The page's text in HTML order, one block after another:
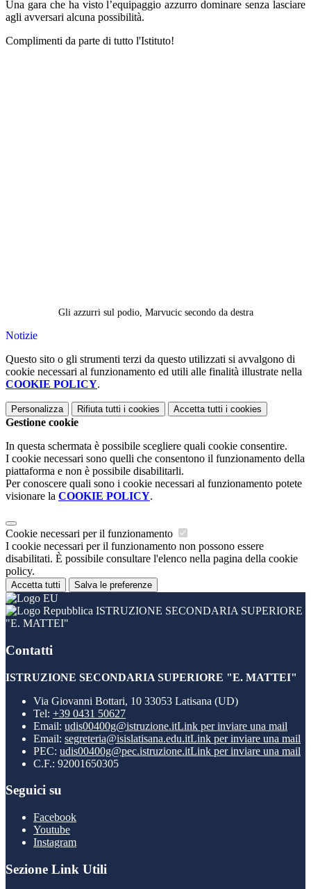
Una gara che ha visto l’equipaggio azzurro dominare senza lasciare
agli avversari alcuna possibilità.
Complimenti da parte di tutto l'Istituto!
Gli azzurri sul podio, Marvucic secondo da destra
Notizie
Questo sito o gli strumenti terzi da questo utilizzati si avvalgono di
cookie necessari al funzionamento ed utili alle finalità illustrate nella
COOKIE POLICY.
Personalizza Rifiuta tutti i cookies Accetta tutti i cookies
Gestione cookie
In questa schermata è possibile scegliere quali cookie consentire.
I cookie necessari sono quelli che consentono il funzionamento della
piattaforma e non è possibile disabilitarli.
Per conoscere quali sono i cookie necessari al funzionamento potete
visionare la COOKIE POLICY.
Cookie necessari per il funzionamento
I cookie necessari per il funzionamento non possono essere
disabilitati. È possibile consultare l'elenco nella pagina della cookie
policy.
Accetta tutti Salva le preferenze
ISTRUZIONE SECONDARIA SUPERIORE
"E. MATTEI"
Contatti
ISTRUZIONE SECONDARIA SUPERIORE "E. MATTEI"
Via Giovanni Bottari, 10 33053 Latisana (UD)
Tel: +39 0431 50627
Email: udis00400g@istruzione.itLink per inviare una mail
Email: segreteria@isislatisana.edu.itLink per inviare una mail
PEC: udis00400g@pec.istruzione.itLink per inviare una mail
C.F.: 92001650305
Seguici su
Facebook
Youtube
Instagram
Sezione Link Utili